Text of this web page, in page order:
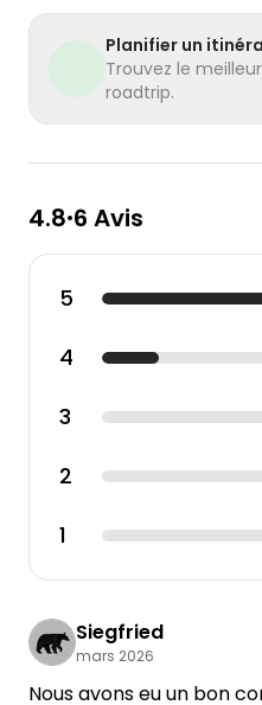
Planifier un
Trouvez le
roadtrip.
4.8•6 Avis
5
4
3
2
1
Siegfried
mars 2026
Nous avons eu un bon